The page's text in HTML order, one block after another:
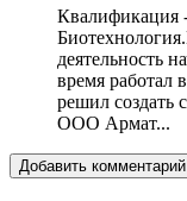
Квалификация
деятельность
время работал
решил создать
ООО Армат...
Добавить комментарий